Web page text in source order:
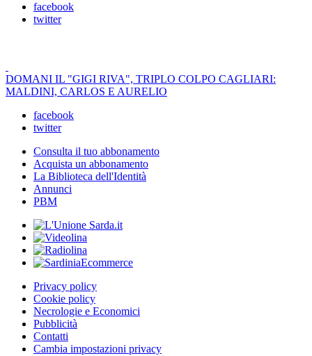
facebook
twitter
DOMANI IL "GIGI RIVA", TRIPLO COLPO CAGLIARI:
MALDINI, CARLOS E AURELIO
facebook
twitter
Consulta il tuo abbonamento
Acquista un abbonamento
La Biblioteca dell'Identità
Annunci
PBM
Privacy policy
Cookie policy
Necrologie e Economici
Pubblicità
Contatti
Cambia impostazioni privacy